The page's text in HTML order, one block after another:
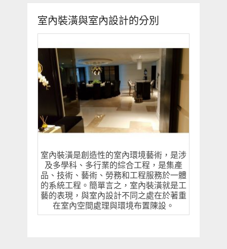
室內裝潢與室內設計的分別
室內裝潢是創造性的室內環境藝術，是涉
及多學科、多行業的綜合工程，是集產
品、技術、藝術、勞務和工程服務於一體
的系統工程。簡單言之，室內裝潢就是工
藝的表現，與室內設計不同之處在於著重
在室內空間處理與環境布置陳設。